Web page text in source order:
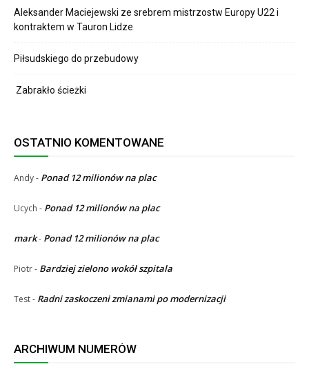
Aleksander Maciejewski ze srebrem mistrzostw Europy U22 i
kontraktem w Tauron Lidze
Piłsudskiego do przebudowy
Zabrakło ścieżki
OSTATNIO KOMENTOWANE
Andy- Ponad 12 milionów na plac
Ucych - Ponad 12 milionów na plac
mark- Ponad 12 milionów na plac
Piotr- Bardziej zielono wokół szpitala
Test- Radni zaskoczeni zmianami po modernizacji
ARCHIWUM NUMERÓW